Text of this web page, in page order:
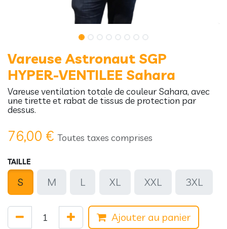
Vareuse Astronaut SGP
HYPER-VENTILEE Sahara
Vareuse ventilation totale de couleur Sahara, avec
une tirette et rabat de tissus de protection par
dessus.
76,00 € Toutes taxes comprises
TAILLE
S M L XL XXL 3XL
Ajouter au panier